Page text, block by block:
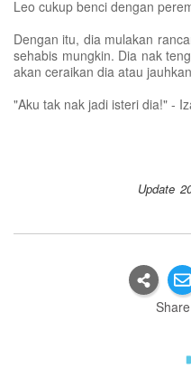
Leo cukup benci dengan
Dengan itu, dia mulakan
sehabis mungkin. Dia nak
akan ceraikan dia atau
"Aku tak nak jadi isteri dia!" -
Update